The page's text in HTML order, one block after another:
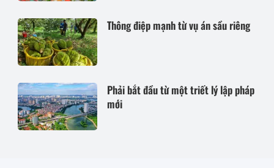
Thông điệp mạnh từ vụ án sầu riêng
Phải bắt đầu từ một triết lý lập pháp
mới